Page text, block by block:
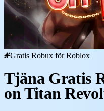
Gratis Robux för Roblox
Tjäna Gratis
on Titan